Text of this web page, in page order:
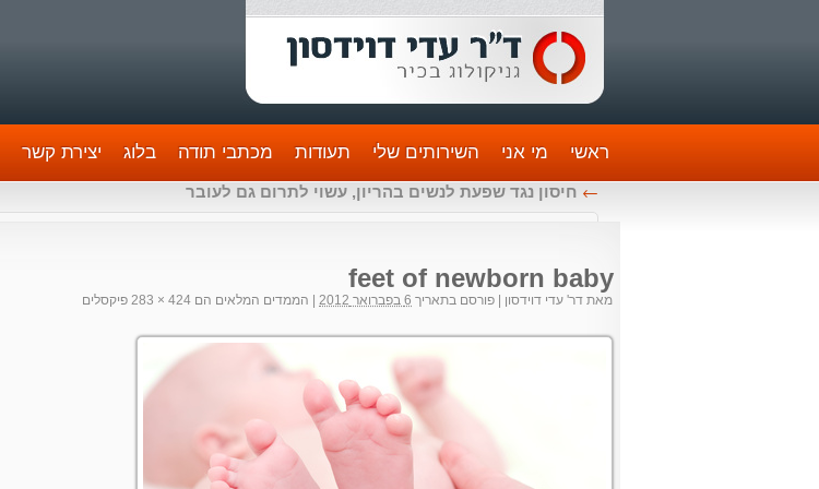
ראשי מי אני השירותים שלי תעודות מכתבי תודה בלוג יצירת קשר
← חיסון נגד שפעת לנשים בהריון, עשוי לתרום גם לעובר
feet of newborn baby
מאת דר' עדי דוידסון פורסם בתאריך 6 בפברואר 2012 הממדים המלאים הם 424 × 283 פיקסלים